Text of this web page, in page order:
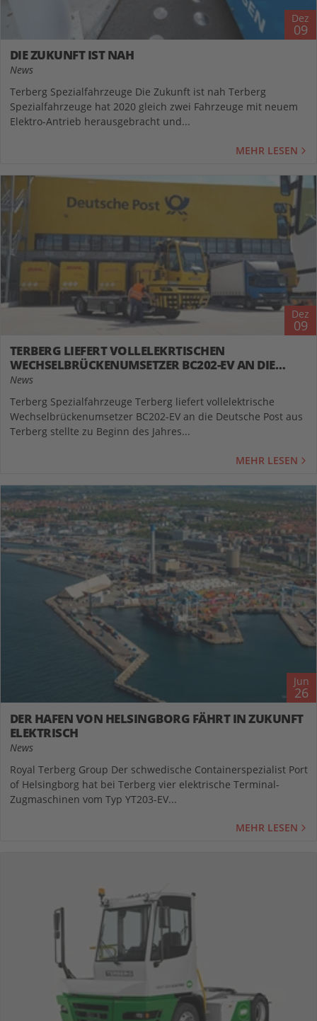
Dez
09
DIE ZUKUNFT IST NAH
News
Terberg Spezialfahrzeuge Die Zukunft ist nah Terberg
Spezialfahrzeuge hat 2020 gleich zwei Fahrzeuge mit neuem
Elektro-Antrieb herausgebracht und...
MEHR LESEN
Dez
09
TERBERG LIEFERT VOLLELEKRTISCHEN
WECHSELBRÜCKENUMSETZER BC202-EV AN DIE
DEUTSCHE POST AUS
News
Terberg Spezialfahrzeuge Terberg liefert vollelektrische
Wechselbrückenumsetzer BC202-EV an die Deutsche Post aus
Terberg stellte zu Beginn des Jahres...
MEHR LESEN
Jun
26
DER HAFEN VON HELSINGBORG FÄHRT IN ZUKUNFT
ELEKTRISCH
News
Royal Terberg Group Der schwedische Containerspezialist Port
of Helsingborg hat bei Terberg vier elektrische Terminal-
Zugmaschinen vom Typ YT203-EV...
MEHR LESEN